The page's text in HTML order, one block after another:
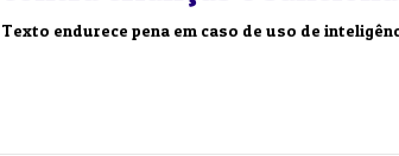
Texto endurece pena em caso de uso de